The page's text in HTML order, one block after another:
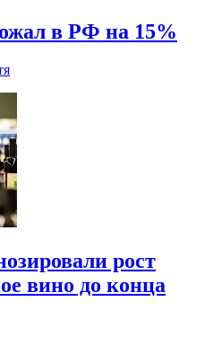
в РФ на 15%
рост
вино до конца